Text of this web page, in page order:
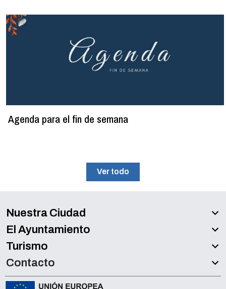
Agenda para el fin de semana
Ver todo
Nuestra Ciudad
El Ayuntamiento
Turismo
Contacto